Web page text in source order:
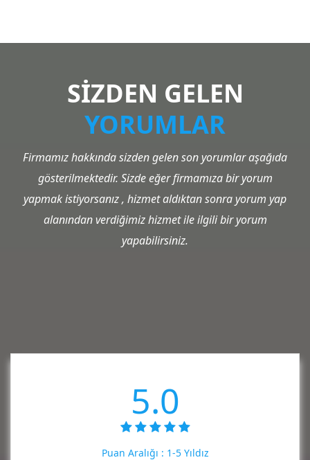
SİZDEN GELEN
YORUMLAR
Firmamız hakkında sizden gelen son yorumlar aşağıda
gösterilmektedir. Sizde eğer firmamıza bir yorum
yapmak istiyorsanız , hizmet aldıktan sonra yorum yap
alanından verdiğimiz hizmet ile ilgili bir yorum
yapabilirsiniz.
5.0
Puan Aralığı : 1-5 Yıldız